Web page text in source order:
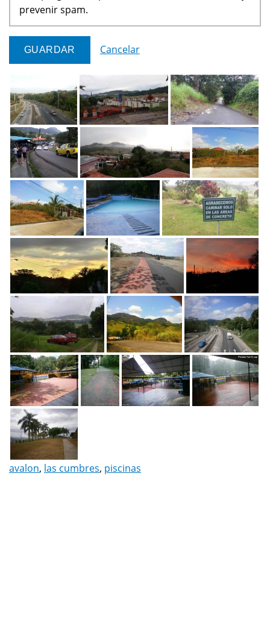
prevenir spam.
Cancelar
avalon, las cumbres, piscinas